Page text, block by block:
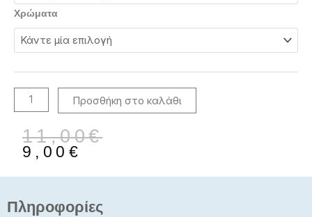
Χρώματα
Παντελόνι
Χειμερινό
243035
ποσότητα
Προσθήκη στο καλάθι
11,00€
Original
price
was:
11,00€.
9,00 €
Η
τρέχουσα
τιμή
είναι:
9,00€.
Πληροφορίες